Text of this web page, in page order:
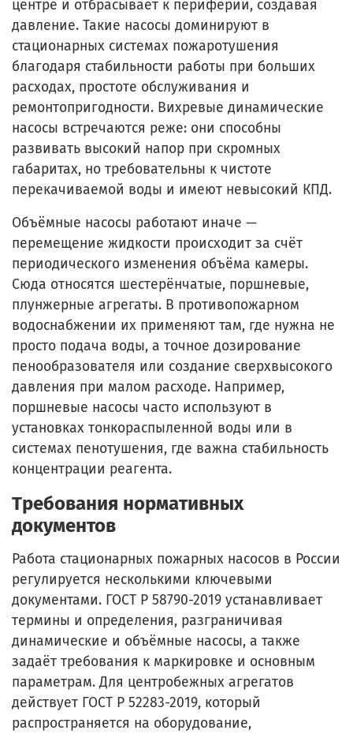
центре и отбрасывает к периферии, создавая
давление. Такие насосы доминируют в
стационарных системах пожаротушения
благодаря стабильности работы при больших
расходах, простоте обслуживания и
ремонтопригодности. Вихревые динамические
насосы встречаются реже: они способны
развивать высокий напор при скромных
габаритах, но требовательны к чистоте
перекачиваемой воды и имеют невысокий КПД.
Объёмные насосы работают иначе —
перемещение жидкости происходит за счёт
периодического изменения объёма камеры.
Сюда относятся шестерёнчатые, поршневые,
плунжерные агрегаты. В противопожарном
водоснабжении их применяют там, где нужна не
просто подача воды, а точное дозирование
пенообразователя или создание сверхвысокого
давления при малом расходе. Например,
поршневые насосы часто используют в
установках тонкораспыленной воды или в
системах пенотушения, где важна стабильность
концентрации реагента.
Требования нормативных
документов
Работа стационарных пожарных насосов в России
регулируется несколькими ключевыми
документами. ГОСТ Р 58790-2019 устанавливает
термины и определения, разграничивая
динамические и объёмные насосы, а также
задаёт требования к маркировке и основным
параметрам. Для центробежных агрегатов
действует ГОСТ Р 52283-2019, который
распространяется на оборудование,